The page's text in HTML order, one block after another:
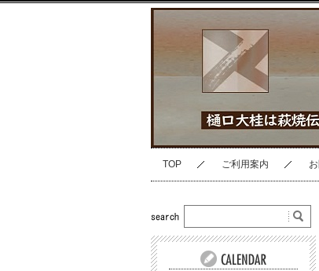
TOP ご利用案内